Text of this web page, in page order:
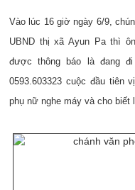
Vào lúc 16 giờ ngày 6/9,
UBND thị xã Ayun Pa thì
được thông báo là đang
0593.603323 cuộc đầu tiên
phụ nữ nghe máy và cho biết